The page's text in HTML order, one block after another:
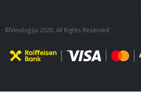
©Vinologija 2020. All Rights Reserved